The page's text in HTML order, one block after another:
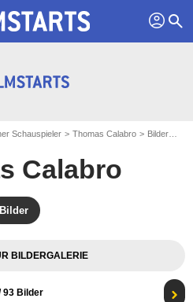
profil search
Schauspieler Thomas Calabro Bilder zu Thomas Calabro
Calabro
Bilder
BILDERGALERIE
Bilder